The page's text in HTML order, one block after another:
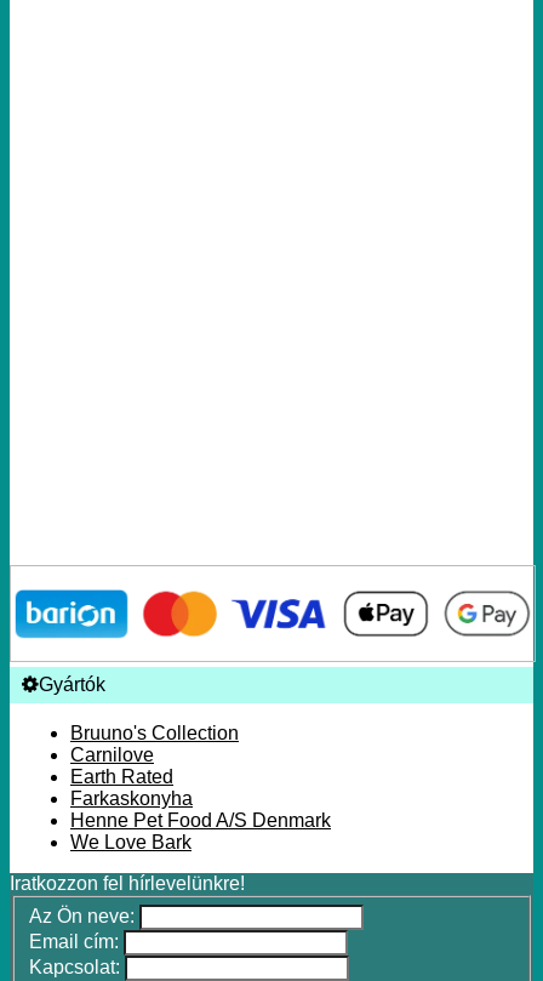
Gyártók
Bruuno's Collection
Carnilove
Earth Rated
Farkaskonyha
Henne Pet Food A/S Denmark
We Love Bark
Iratkozzon fel hírlevelünkre!
Az Ön neve:
Email cím:
Kapcsolat: